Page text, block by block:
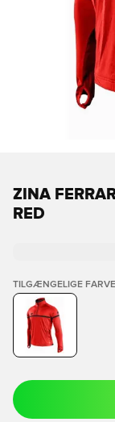
ZINA
RED
TILGÆNGELIGE